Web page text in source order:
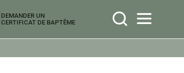
DEMANDER UN
CERTIFICAT DE BAPTÊME